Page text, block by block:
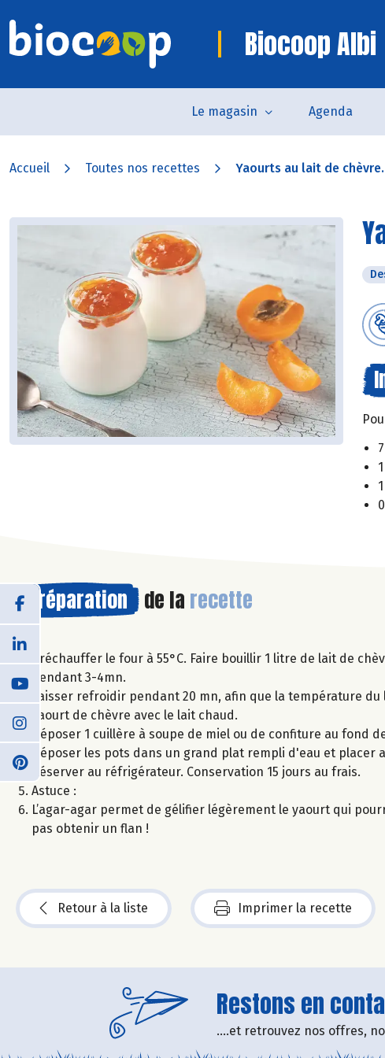
Biocoop Albi
Le magasin Agenda
Accueil Toutes nos recettes Yaourts au lait de
Préparation de la recette
Préchauffer le four à 55°C. Faire bouillir 1 litre de lait de
pendant 3-4mn.
Laisser refroidir pendant 20 mn, afin que la température
yaourt de chèvre avec le lait chaud.
Déposer 1 cuillère à soupe de miel ou de confiture au fond
Déposer les pots dans un grand plat rempli d'eau et
Réserver au réfrigérateur. Conservation 15 jours au frais.
Astuce :
L’agar-agar permet de gélifier légèrement le yaourt qui
pas obtenir un flan !
Retour à la liste Imprimer la recette
Restons en
....et retrouvez nos offres,